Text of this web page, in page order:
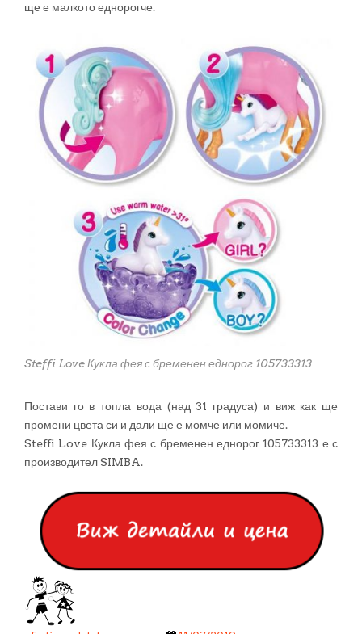
ще е малкото еднорогче.
Steffi Love Кукла фея с бременен еднорог 105733313
Постави го в топла вода (над 31 градуса) и виж как ще
промени цвета си и дали ще е момче или момиче.
Steffi Love Кукла фея с бременен еднорог 105733313 е с
производител SIMBA.